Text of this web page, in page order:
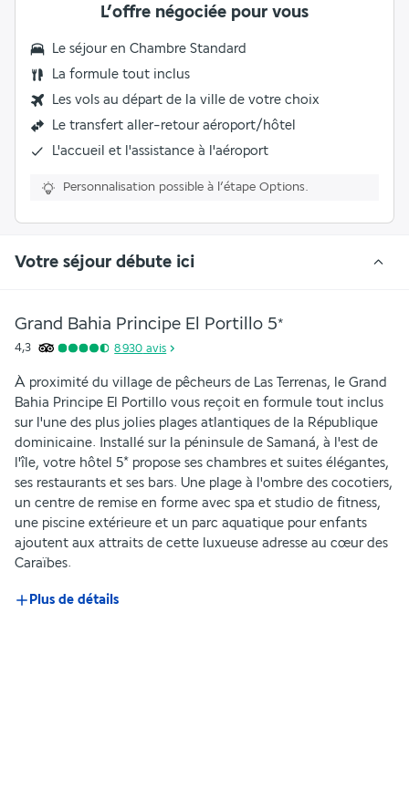
L’offre négociée pour vous
Le séjour en Chambre Standard
La formule tout inclus
Les vols au départ de la ville de votre choix
Le transfert aller-retour aéroport/hôtel
L'accueil et l'assistance à l'aéroport
Personnalisation possible à l’étape Options.
Votre séjour débute ici
Grand Bahia Principe El Portillo 5*
4,3 8 930 avis
À proximité du village de pêcheurs de Las Terrenas, le Grand
Bahia Principe El Portillo vous reçoit en formule tout inclus
sur l'une des plus jolies plages atlantiques de la République
dominicaine. Installé sur la péninsule de Samaná, à l'est de
l'île, votre hôtel 5* propose ses chambres et suites élégantes,
ses restaurants et ses bars. Une plage à l'ombre des cocotiers,
un centre de remise en forme avec spa et studio de fitness,
une piscine extérieure et un parc aquatique pour enfants
ajoutent aux attraits de cette luxueuse adresse au cœur des
Caraïbes.
Plus de détails